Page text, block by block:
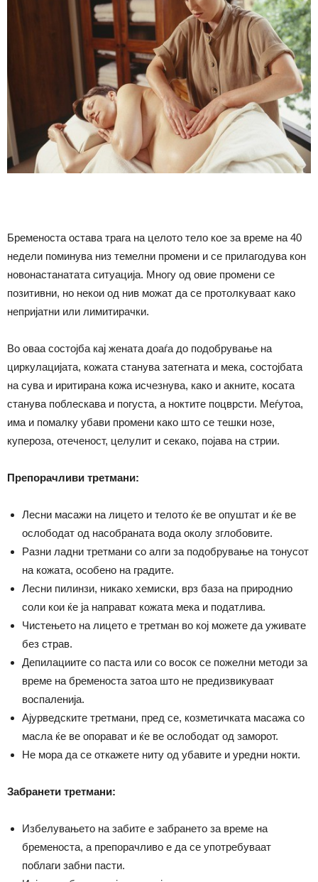
Бременоста остава трага на целото тело кое за време на 40
недели поминува низ темелни промени и се прилагодува кон
новонастанатата ситуација. Многу од овие промени се
позитивни, но некои од нив можат да се протолкуваат како
непријатни или лимитирачки.
Во оваа состојба кај жената доаѓа до подобрување на
циркулацијата, кожата станува затегната и мека, состојбата
на сува и иритирана кожа исчезнува, како и акните, косата
станува поблескава и погуста, а ноктите поцврсти. Меѓутоа,
има и помалку убави промени како што се тешки нозе,
купероза, отеченост, целулит и секако, појава на стрии.
Препорачливи третмани:
Лесни масажи на лицето и телото ќе ве опуштат и ќе ве
ослободат од насобраната вода околу зглобовите.
Разни ладни третмани со алги за подобрување на тонусот
на кожата, особено на градите.
Лесни пилинзи, никако хемиски, врз база на природнио
соли кои ќе ја направат кожата мека и податлива.
Чистењето на лицето е третман во кој можете да уживате
без страв.
Депилациите со паста или со восок се пожелни методи за
време на бременоста затоа што не предизвикуваат
воспаленија.
Ајурведските третмани, пред се, козметичката масажа со
масла ќе ве опорават и ќе ве ослободат од заморот.
Не мора да се откажете ниту од убавите и уредни нокти.
Забранети третмани:
Избелувањето на забите е забрането за време на
бременоста, а препорачливо е да се употребуваат
поблаги забни пасти.